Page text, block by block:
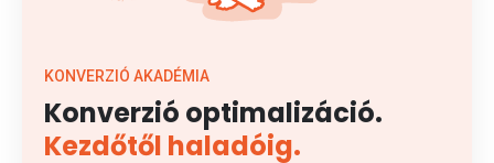
KONVERZIÓ AKADÉMIA
Konverzió optimalizáció.
Kezdőtől haladóig.